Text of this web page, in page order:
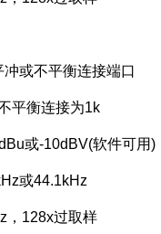
或不平衡连接端口
平衡连接为1k
或-10dBV(软件可用)
或44.1kHz
，128x过取样